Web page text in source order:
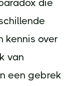
die
kennis over
van
een gebrek